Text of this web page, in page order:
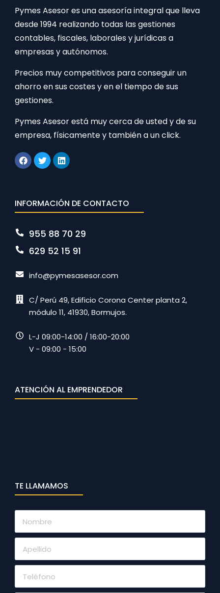
Pymes Asesor es una asesoría integral que lleva
desde 1994 realizando todas las gestiones
contables, fiscales, laborales y jurídicas a
empresas y autónomos.
Precios muy competitivos para conseguir un
ahorro en sus costes y en el tiempo de sus
gestiones.
Pymes Asesor está muy cerca de usted y de su
empresa, físicamente y también a un click.
INFORMACIÓN DE CONTACTO
955 88 70 29
629 52 15 91
info@pymesasesor.com
C/ Perú 49, Edificio Corona Center planta 2,
módulo 11, 41930, Bormujos.
L-J 09:00-14:00 / 16:00-20:00
V - 09:00 - 15:00
ATENCIÓN AL EMPRENDEDOR
TE LLAMAMOS